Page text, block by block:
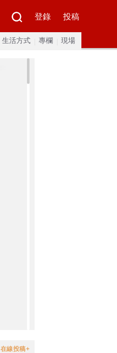
登錄 投稿
生活方式 專欄 現場
在線投稿+